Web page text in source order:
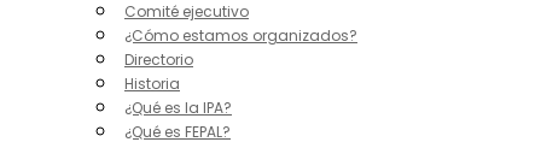
Comité ejecutivo
¿Cómo estamos organizados?
Directorio
Historia
¿Qué es la IPA?
¿Qué es FEPAL?